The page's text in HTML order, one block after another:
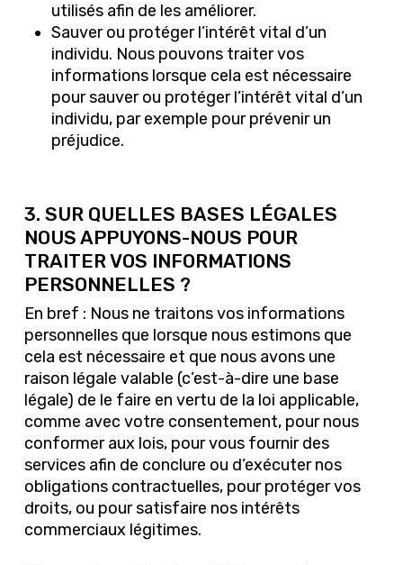
utilisés afin de les améliorer.
Sauver ou protéger l’intérêt vital d’un
individu. Nous pouvons traiter vos
informations lorsque cela est nécessaire
pour sauver ou protéger l’intérêt vital d’un
individu, par exemple pour prévenir un
préjudice.
3. SUR QUELLES BASES LÉGALES
NOUS APPUYONS-NOUS POUR
TRAITER VOS INFORMATIONS
PERSONNELLES ?
En bref : Nous ne traitons vos informations
personnelles que lorsque nous estimons que
cela est nécessaire et que nous avons une
raison légale valable (c’est-à-dire une base
légale) de le faire en vertu de la loi applicable,
comme avec votre consentement, pour nous
conformer aux lois, pour vous fournir des
services afin de conclure ou d’exécuter nos
obligations contractuelles, pour protéger vos
droits, ou pour satisfaire nos intérêts
commerciaux légitimes.